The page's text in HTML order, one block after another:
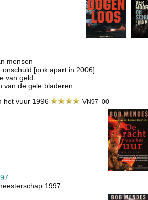
mensen
onschuld [ook apart in 2006]
van geld
van de gele bladeren
het vuur 1996 VN97–00
1997